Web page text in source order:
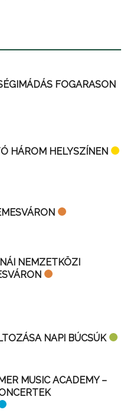
FOGARASON
HÁROM HELYSZÍNEN
NEMZETKÖZI
NAPI BÚCSÚK
MUSIC ACADEMY –